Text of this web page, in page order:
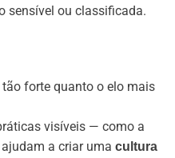
sensível ou classificada.
forte quanto o elo mais
visíveis — como a
a criar uma cultura